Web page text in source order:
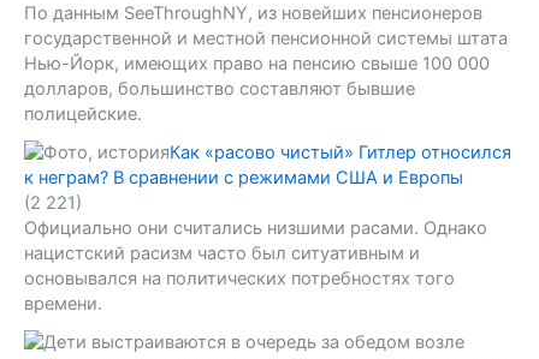
По данным SeeThroughNY, из новейших пенсионеров
государственной и местной пенсионной системы штата
Нью-Йорк, имеющих право на пенсию свыше 100 000
долларов, большинство составляют бывшие
полицейские.
Как «расово чистый» Гитлер относился
к неграм? В сравнении с режимами США и Европы
(2 221)
Официально они считались низшими расами. Однако
нацистский расизм часто был ситуативным и
основывался на политических потребностях того
времени.